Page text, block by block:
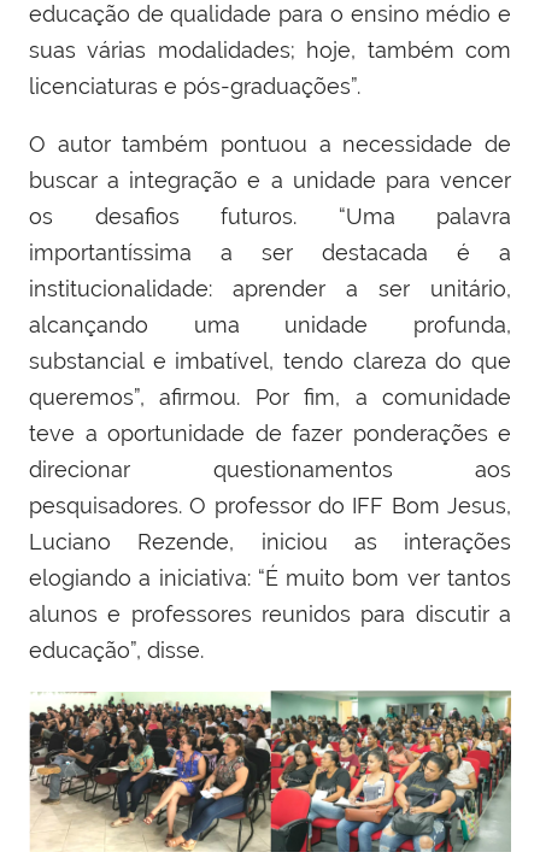
educação de qualidade para o ensino médio e
suas várias modalidades; hoje, também com
licenciaturas e pós-graduações”.
O autor também pontuou a necessidade de
buscar a integração e a unidade para vencer
os desafios futuros. “Uma palavra
importantíssima a ser destacada é a
institucionalidade: aprender a ser unitário,
alcançando uma unidade profunda,
substancial e imbatível, tendo clareza do que
queremos”, afirmou. Por fim, a comunidade
teve a oportunidade de fazer ponderações e
direcionar questionamentos aos
pesquisadores. O professor do IFF Bom Jesus,
Luciano Rezende, iniciou as interações
elogiando a iniciativa: “É muito bom ver tantos
alunos e professores reunidos para discutir a
educação”, disse.